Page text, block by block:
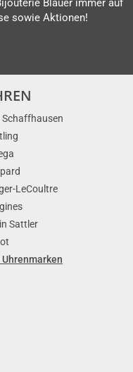
Bläuer immer auf
sowie Aktionen!
Schaffhausen
LeCoultre
Sattler